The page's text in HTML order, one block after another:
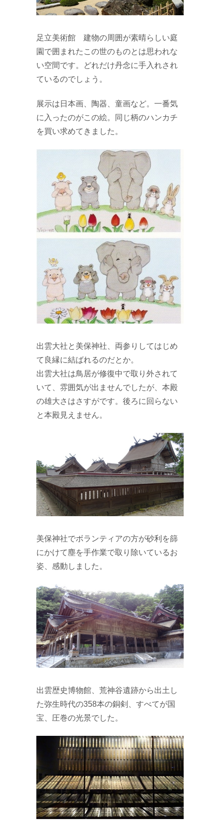
足立美術館 建物の周囲が素晴らしい庭
園で囲まれたこの世のものとは思われな
い空間です。どれだけ丹念に手入れされ
ているのでしょう。
展示は日本画、陶器、童画など。一番気
に入ったのがこの絵。同じ柄のハンカチ
を買い求めてきました。
出雲大社と美保神社、両参りしてはじめ
て良縁に結ばれるのだとか。
出雲大社は鳥居が修復中で取り外されて
いて、雰囲気が出ませんでしたが、本殿
の雄大さはさすがです。後ろに回らない
と本殿見えません。
美保神社でボランティアの方が砂利を篩
にかけて塵を手作業で取り除いているお
姿、感動しました。
出雲歴史博物館、荒神谷遺跡から出土し
た弥生時代の358本の銅剣、すべてが国
宝、圧巻の光景でした。